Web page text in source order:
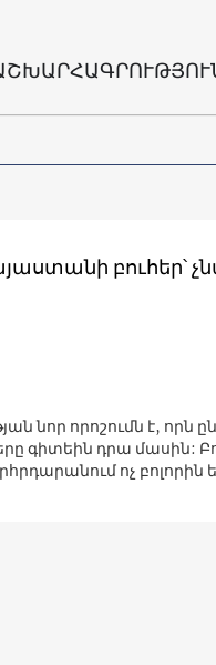
բուհեր՝
որոշումն է, որն
գիտեին դրա մասին:
ոչ բոլորին